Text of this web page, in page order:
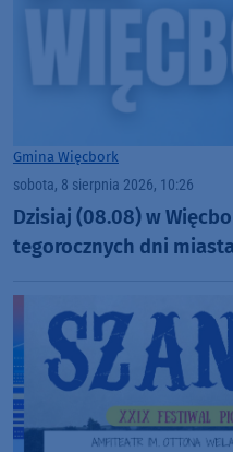
Gmina Więcbork
sobota, 8 sierpnia 2026, 10:26
Dzisiaj (08.08) w
tegorocznych dni